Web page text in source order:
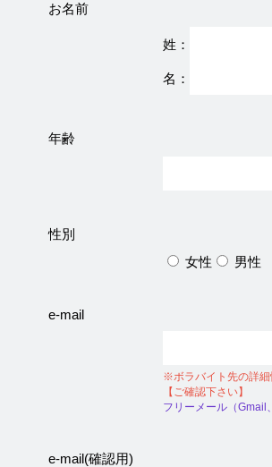
お名前
姓：
名：
年齢
性別
女性
男性
e-mail
※ボラバイト先の詳細
【ご確認下さい】
フリーメール（Gmail
e-mail(確認用)